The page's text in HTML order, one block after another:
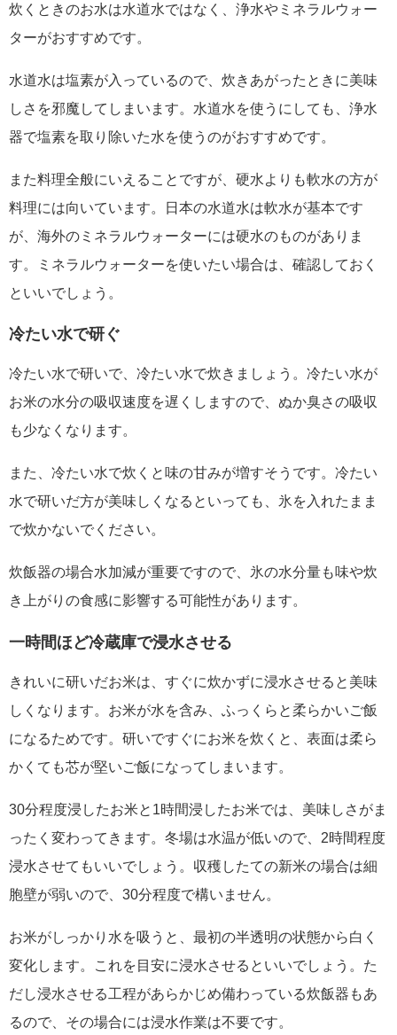
炊くときのお水は水道水ではなく、浄水やミネラルウォー
ターがおすすめです。
水道水は塩素が入っているので、炊きあがったときに美味
しさを邪魔してしまいます。水道水を使うにしても、浄水
器で塩素を取り除いた水を使うのがおすすめです。
また料理全般にいえることですが、硬水よりも軟水の方が
料理には向いています。日本の水道水は軟水が基本です
が、海外のミネラルウォーターには硬水のものがありま
す。ミネラルウォーターを使いたい場合は、確認しておく
といいでしょう。
冷たい水で研ぐ
冷たい水で研いで、冷たい水で炊きましょう。冷たい水が
お米の水分の吸収速度を遅くしますので、ぬか臭さの吸収
も少なくなります。
また、冷たい水で炊くと味の甘みが増すそうです。冷たい
水で研いだ方が美味しくなるといっても、氷を入れたまま
で炊かないでください。
炊飯器の場合水加減が重要ですので、氷の水分量も味や炊
き上がりの食感に影響する可能性があります。
一時間ほど冷蔵庫で浸水させる
きれいに研いだお米は、すぐに炊かずに浸水させると美味
しくなります。お米が水を含み、ふっくらと柔らかいご飯
になるためです。研いですぐにお米を炊くと、表面は柔ら
かくても芯が堅いご飯になってしまいます。
30分程度浸したお米と1時間浸したお米では、美味しさがま
ったく変わってきます。冬場は水温が低いので、2時間程度
浸水させてもいいでしょう。収穫したての新米の場合は細
胞壁が弱いので、30分程度で構いません。
お米がしっかり水を吸うと、最初の半透明の状態から白く
変化します。これを目安に浸水させるといいでしょう。た
だし浸水させる工程があらかじめ備わっている炊飯器もあ
るので、その場合には浸水作業は不要です。